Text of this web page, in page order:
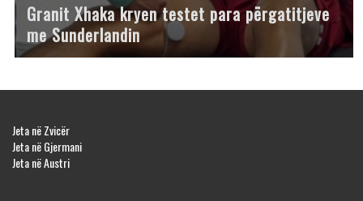
Granit Xhaka kryen testet para përgatitjeve
me Sunderlandin
Jeta në Zvicër
Jeta në Gjermani
Jeta në Austri